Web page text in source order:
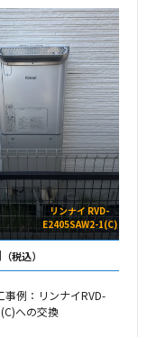
リンナイ RVD-
E2405SAW2-1(C)
（税込）
例：リンナイRVD-
への交換